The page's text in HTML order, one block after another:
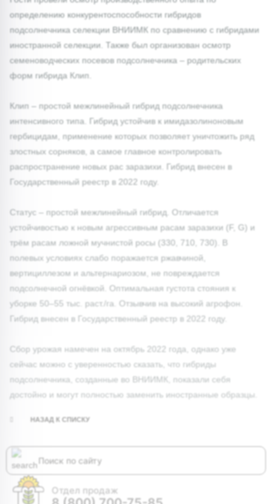
определению конкурентоспособности гибридов
подсолнечника селекции ВНИИМК по сравнению с гибридами
иностранной селекции. Также был организован осмотр
семеноводческих посевов подсолнечника – родительских
форм гибрида Клип.
Клип – простой межлинейный гибрид подсолнечника
интенсивного типа. Гибрид устойчив к имидазолиноновым
гербицидам, применение которых позволяет уничтожить ряд
злостных сорняков, а самое главное контролировать
распространение новых рас заразихи. Гибрид внесен в
Государственный реестр в 2022 году.
Статус – простой межлинейный гибрид. Отличается
устойчивостью к новым агрессивным расам заразихи (F, G) и
трём расам ложной мучнистой росы (330, 710, 730). В
полевых условиях слабо поражается ржавчиной,
вертициллезом и альтернариозом, не повреждается
подсолнечной огнёвкой. Оптимальная густота стояния к
уборке 50–55 тыс. раст./га. Отзывчив на высокий агрофон.
Гибрид внесен в Государственный реестр в 2022 году.
Сбор урожая намечен на октябрь 2022 года, однако уже
сейчас можно с уверенностью сказать, что гибриды
подсолнечника, созданные во ВНИИМК, показали себя
достойно и могут полностью заменить иностранные образцы.
НАЗАД К СПИСКУ
Отдел продаж